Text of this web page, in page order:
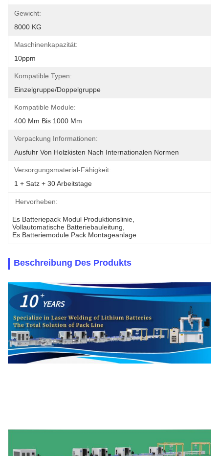
Gewicht:
8000 KG
Maschinenkapazität:
10ppm
Kompatible Typen:
Einzelgruppe/Doppelgruppe
Kompatible Module:
400 Mm Bis 1000 Mm
Verpackung Informationen:
Ausfuhr Von Holzkisten Nach Internationalen Normen
Versorgungsmaterial-Fähigkeit:
1 + Satz + 30 Arbeitstage
Hervorheben:
Es Batteriepack Modul Produktionslinie
Vollautomatische Batteriebauleitung
Es Batteriemodule Pack Montageanlage
Beschreibung Des Produkts